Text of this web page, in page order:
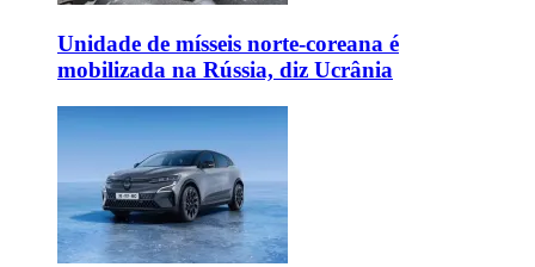
Unidade de mísseis norte-coreana é
mobilizada na Rússia, diz Ucrânia